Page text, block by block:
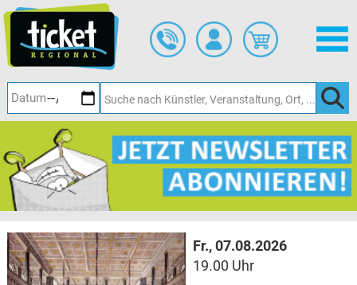
Hauptinhalt
springen
Fr., 07.08.2026
19.00 Uhr